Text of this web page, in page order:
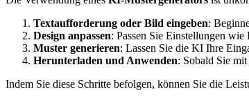
Textaufforderung oder Bild eingeben:
Design anpassen: Passen Sie Einstellungen
Muster generieren: Lassen Sie die KI Ihre
Herunterladen und Anwenden: Sobald Sie
Indem Sie diese Schritte befolgen, können Sie die